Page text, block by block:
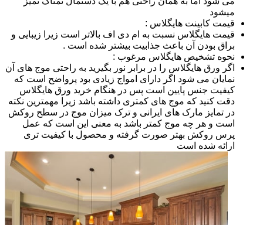
میشود
قیمت کابینت هایگلاس :
قیمت هایگلاس نسبت به ام دی اف بالاتر است زیرا زیبایی و
براق بودن آن باعث جذابیت بیشتر شده است .
نحوه تشخیص هایگلاس مرغوب :
اگر ورق هایگلاس را در برابر نور بگیرید به راحتی موج های آن
نمایان می شود اگر دارای امواج زیادی بود پرواضح است که
کیفیت جنس پایین است پس در هنگام خرید ورق هایگلاس
دقت کنید که موج های کمتری داشته باشد زیرا مهمترین نکته
در تمایز مارک های ایرانی و ترک میزان موج در سطح روکش
است و هر چه موج کمتر باشد به معنی این است که عمل
پرس روکش بهتر صورت گرفته و محصول با کیفیت تری
ارائه شده است